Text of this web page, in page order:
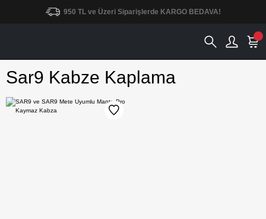
950 TL ve Üzeri Siparişlerde KARGO BEDAVA!
Sar9 Kabze Kaplama